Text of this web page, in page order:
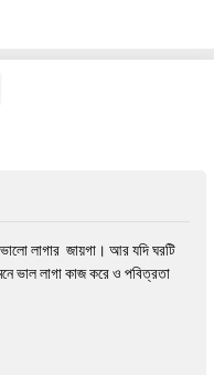
লাগার জায়গা। আর যদি ঘরটি
ভাল লাগা কাজ করে ও পবিত্রতা